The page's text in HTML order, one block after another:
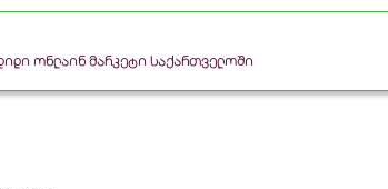
ონლაინ მარკეტი საქართველოში